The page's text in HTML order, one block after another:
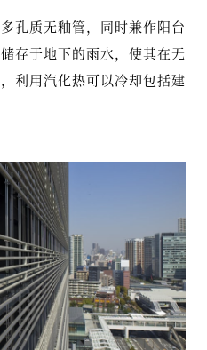
孔质无釉管，同时兼作阳台
存于地下的雨水，使其在无
利用汽化热可以冷却包括建